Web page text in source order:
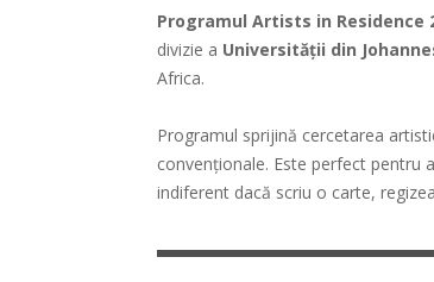
Programul Artists in Residence
divizie a Universității din
Africa.
Programul sprijină cercetarea
convenționale. Este perfect pentru
indiferent dacă scriu o carte,